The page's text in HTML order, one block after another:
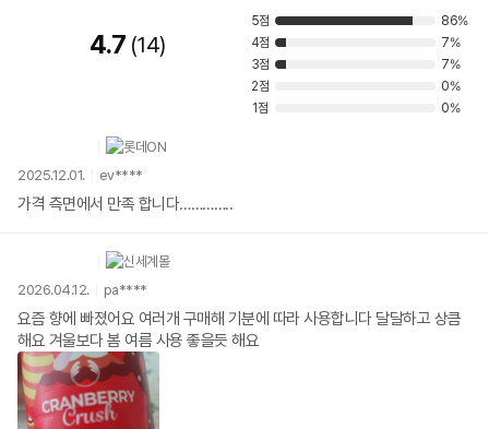
4.7 14
5점
86%
4점
7%
3점
7%
2점
0%
1점
0%
2025.12.01. ev****
가격 측면에서 만족 합니다…………..
2026.04.12. pa****
요즘 향에 빠졌어요 여러개 구매해 기분에 따라 사용합니다 달달하고 상큼
해요 겨울보다 봄 여름 사용 좋을듯 해요